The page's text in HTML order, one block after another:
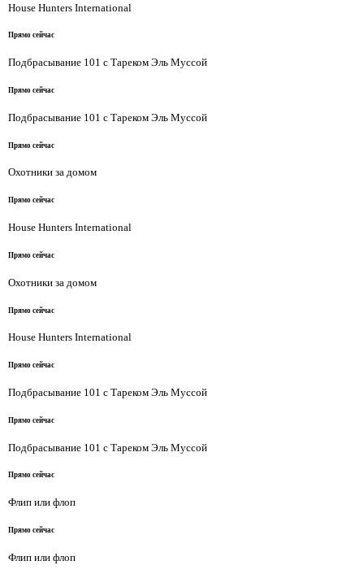
House Hunters International
Прямо сейчас
Подбрасывание 101 с Тареком Эль Муссой
Прямо сейчас
Подбрасывание 101 с Тареком Эль Муссой
Прямо сейчас
Охотники за домом
Прямо сейчас
House Hunters International
Прямо сейчас
Охотники за домом
Прямо сейчас
House Hunters International
Прямо сейчас
Подбрасывание 101 с Тареком Эль Муссой
Прямо сейчас
Подбрасывание 101 с Тареком Эль Муссой
Прямо сейчас
Флип или флоп
Прямо сейчас
Флип или флоп